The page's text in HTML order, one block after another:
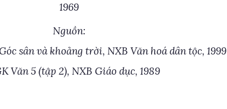
1969
Nguồn:
sân và khoảng trời, NXB Văn hoá dân tộc, 1999
Văn 5 (tập 2), NXB Giáo dục, 1989